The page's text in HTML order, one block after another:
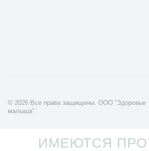
© 2026 Все права защищены. ООО "Здоровье
малыша"
ИМЕЮТСЯ